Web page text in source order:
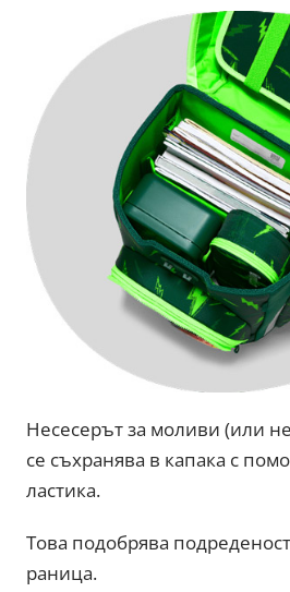
Несесерът за моливи (или
се съхранява в капака с
ластика.
Това подобрява
раница.